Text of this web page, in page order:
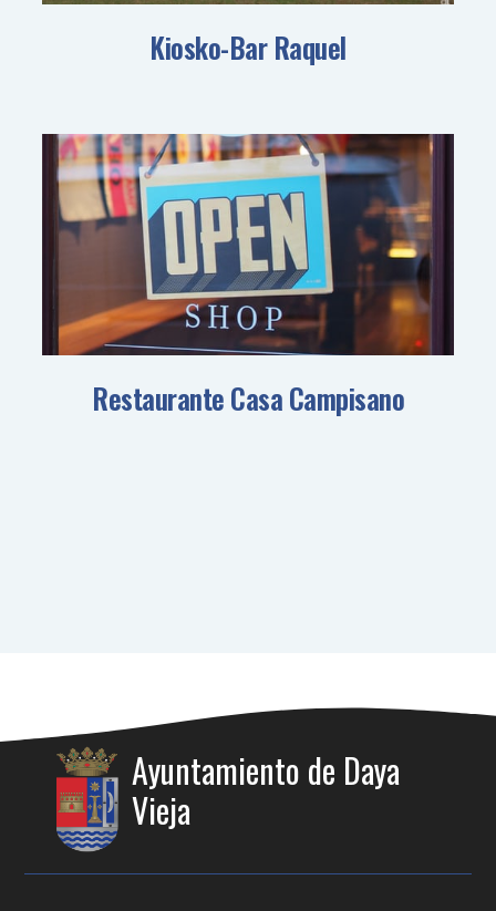
Kiosko-Bar Raquel
Restaurante Casa Campisano
Ayuntamiento de Daya
Vieja